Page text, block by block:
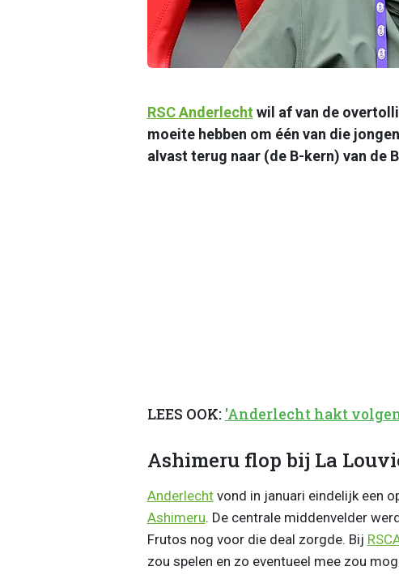
RSCAnderlecht wil af van de
moeite hebben om één van die
alvast terug naar (de B-kern) van de
LEES OOK: 'Anderlecht hakt
Ashimeru flop bij La
Anderlechtvond in januari eindelijk een
Ashimeru. De centrale middenvelder
Frutos nog voor die deal zorgde. Bij
zou spelen en zo eventueel mee zou